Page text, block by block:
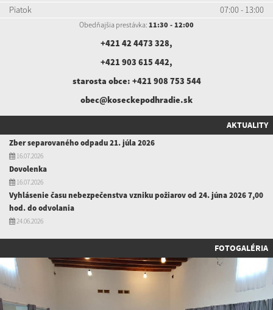
Piatok
07:00 - 13:00
Obedňajšia prestávka: 11:30 - 12:00
+421 42 4473 328,
+421 903 615 442,
starosta obce: +421 908 753 544
obec@koseckepodhradie.sk
AKTUALITY
Zber separovaného odpadu 21. júla 2026
16.07.2026
Dovolenka
16.07.2026
Vyhlásenie času nebezpečenstva vzniku požiarov od 24. júna 2026 7,00
hod. do odvolania
24.06.2026
FOTOGALÉRIA